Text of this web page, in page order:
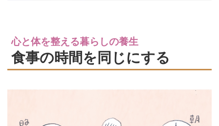
す。国際中医薬膳管理師で漢方ア
ドバイザーの久保奈穂実さんに、
健やかに新しい季節を迎えるため
心と体を整える暮らしの養生
食事の時間を同じにする